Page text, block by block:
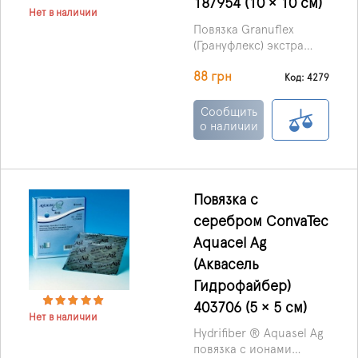
Нет в наличии
187954 (10 × 10 см)
Повязка Granuflex
(Грануфлекс) экстра
гидроколлоидная,
(Великобритания) –
современный материал
для перевязки, который
максимальную защиту
патологических
бактерий и
микроорганизмов и
ускоряет заживление.
88 грн Код: 4279
Сообщить
о наличии
Нет в наличии
Повязка с
серебром ConvaTec
Aquacel Ag
(Аквасель
Гидрофайбер)
403706 (5 × 5 см)
Hydrifiber ® Aquasel Ag
повязка с ионами